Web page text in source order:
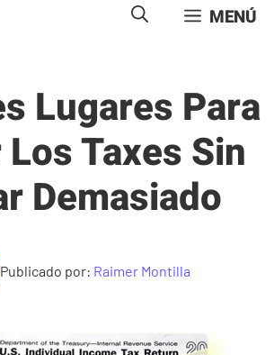
MENÚ
Lugares Para
Taxes Sin
Demasiado
Publicado por: Raimer Montilla